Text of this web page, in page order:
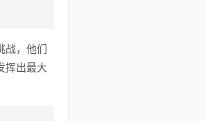
战，他们
挥出最大